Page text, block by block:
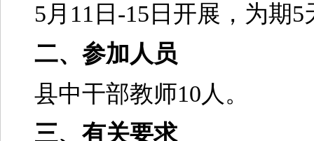
5月11日-15日开展，为期5
二、参加人员
县中干部教师10人。
三、有关要求